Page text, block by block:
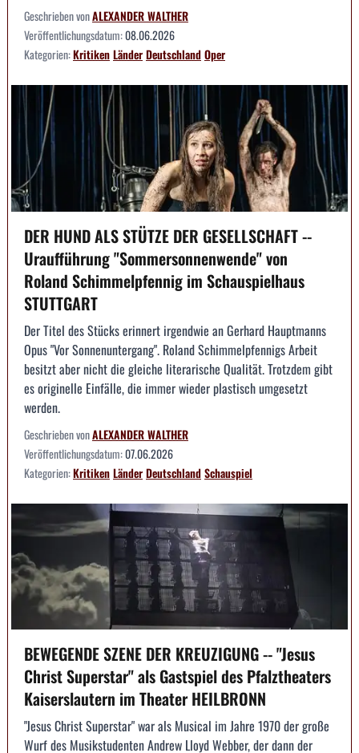
Geschrieben vonALEXANDER WALTHER
Veröffentlichungsdatum:08.06.2026
Kategorien:KritikenLänderDeutschlandOper
DER HUND ALS STÜTZE DER GESELLSCHAFT --
Uraufführung "Sommersonnenwende" von
Roland Schimmelpfennig im Schauspielhaus
STUTTGART
Der Titel des Stücks erinnert irgendwie an Gerhard Hauptmanns
Opus "Vor Sonnenuntergang". Roland Schimmelpfennigs Arbeit
besitzt aber nicht die gleiche literarische Qualität. Trotzdem gibt
es originelle Einfälle, die immer wieder plastisch umgesetzt
werden.
Geschrieben vonALEXANDER WALTHER
Veröffentlichungsdatum:07.06.2026
Kategorien:KritikenLänderDeutschlandSchauspiel
BEWEGENDE SZENE DER KREUZIGUNG -- "Jesus
Christ Superstar" als Gastspiel des Pfalztheaters
Kaiserslautern im Theater HEILBRONN
"Jesus Christ Superstar" war als Musical im Jahre 1970 der große
Wurf des Musikstudenten Andrew Lloyd Webber, der dann der